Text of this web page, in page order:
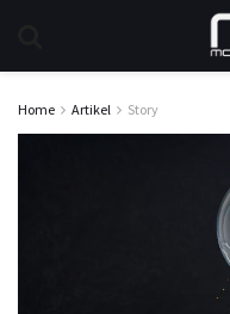
Home Artikel Story